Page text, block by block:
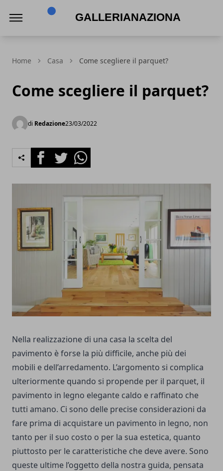
Home Casa Come scegliere il parquet?
Come scegliere il parquet?
di Redazione23/03/2022
FacebookTwitterWhatsapp
Nella realizzazione di una casa la scelta del
pavimento è forse la più difficile, anche più dei
mobili e dell’arredamento. L’argomento si complica
ulteriormente quando si propende per il parquet, il
pavimento in legno elegante caldo e raffinato che
tutti amano. Ci sono delle precise considerazioni da
fare prima di acquistare un pavimento in legno, non
tanto per il suo costo o per la sua estetica, quanto
piuttosto per le caratteristiche che deve avere. Sono
queste ultime l’oggetto della nostra guida, pensata